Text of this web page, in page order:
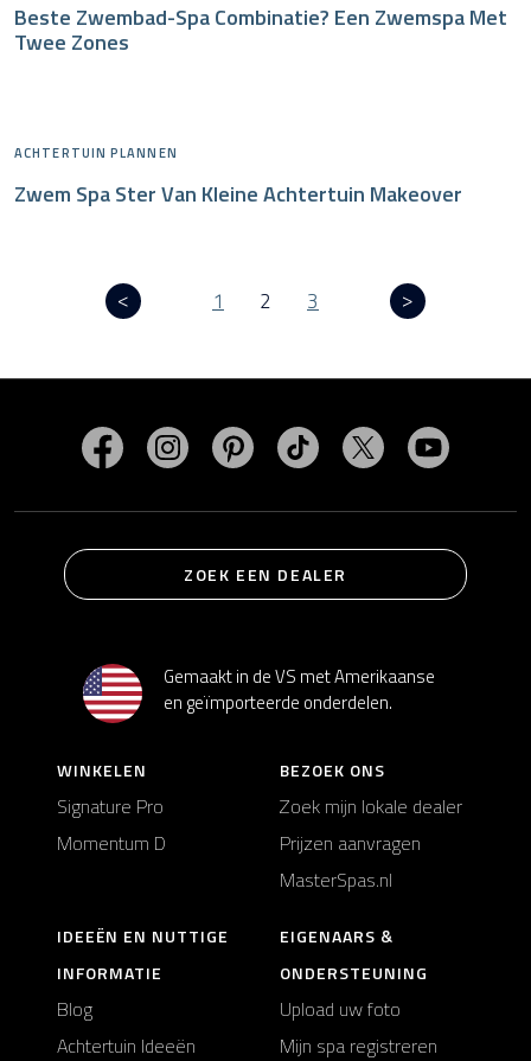
Beste Zwembad-Spa Combinatie? Een Zwemspa Met
Twee Zones
ACHTERTUIN PLANNEN
Zwem Spa Ster Van Kleine Achtertuin Makeover
1 2 3
Bezoek MasterSpas op Facebook
Bezoek MasterSpas op Instagram
Bezoek MasterSpas op Pinterest
Bezoek MasterSpas op
BezoekBezoek
Gemaakt in de VS met Amerikaanse
en geïmporteerde onderdelen.
ZOEK EEN DEALER
WINKELEN
Signature Pro
Momentum D
BEZOEK ONS
Zoek mijn lokale dealer
Prijzen aanvragen
MasterSpas.nl
IDEEËN EN NUTTIGE
INFORMATIE
Blog
Achtertuin Ideeën
EIGENAARS &
ONDERSTEUNING
Upload uw foto
Mijn spa registreren